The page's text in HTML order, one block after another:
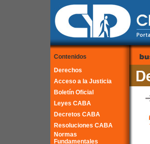
Contenidos
Derechos
Acceso a la Justicia
Boletín Oficial
Leyes CABA
Decretos CABA
Resoluciones CABA
Normas
Fundamentales